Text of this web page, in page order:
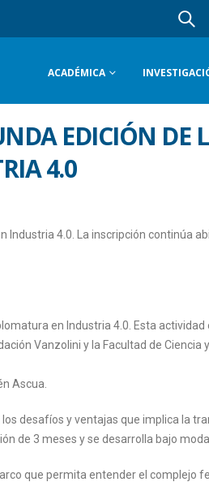
ACADÉMICA
EDICIÓN DE
4.0
Industria 4.0. La inscripción continúa
en Industria 4.0. Esta actividad
Vanzolini y la Facultad de Ciencia
Ascua.
desafíos y ventajas que implica la
de 3 meses y se desarrolla bajo
que permita entender el complejo